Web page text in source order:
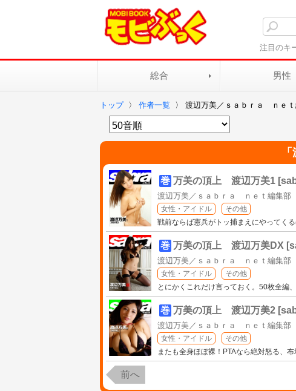
注目のキ
総合 男性
トップ 〉 作者一覧 〉 渡辺万美／ｓａｂｒａ ｎｅ
「
巻 万美の頂上 渡辺万美1
渡辺万美／ｓａｂｒａ ｎｅｔ編集部
女性・アイドル
その他
戦前ならば憲兵がトッ捕まえにやってく
巻 万美の頂上 渡辺万美DX
渡辺万美／ｓａｂｒａ ｎｅｔ編集部
女性・アイドル
その他
とにかくこれだけ言っておく。50枚全編
巻 万美の頂上 渡辺万美2
渡辺万美／ｓａｂｒａ ｎｅｔ編集部
女性・アイドル
その他
またも全身ほぼ裸！PTAなら絶対怒る、
前へ